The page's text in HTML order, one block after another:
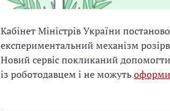
Кабінет Міністрів України
експериментальний механізм
Новий сервіс покликаний
із роботодавцем і не можуть